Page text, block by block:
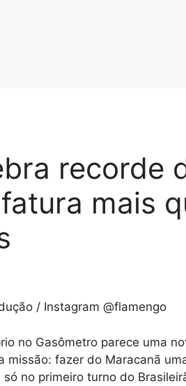
recorde
mais
/ Instagram @flamengo
no Gasômetro parece uma
missão: fazer do Maracanã
no primeiro turno do